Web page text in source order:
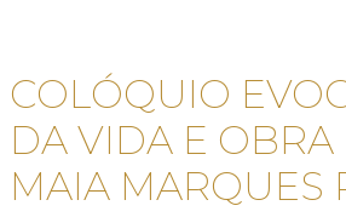
COLÓQUIO
DA VIDA E OBRA
MAIA MARQUES